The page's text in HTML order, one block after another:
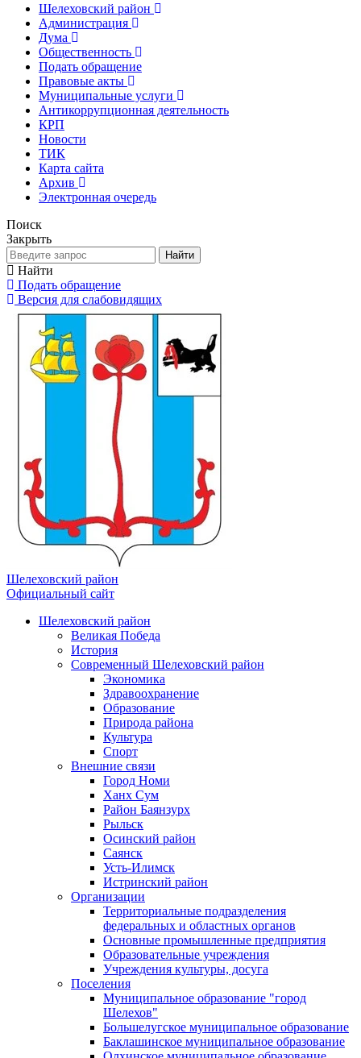
Шелеховский район
Администрация
Дума
Общественность
Подать обращение
Правовые акты
Муниципальные услуги
Антикоррупционная деятельность
КРП
Новости
ТИК
Карта сайта
Архив
Электронная очередь
Поиск
Закрыть
Найти
Найти
Подать обращение
Версия для слабовидящих
Шелеховский район
Официальный сайт
Шелеховский район
Великая Победа
История
Современный Шелеховский район
Экономика
Здравоохранение
Образование
Природа района
Культура
Спорт
Внешние связи
Город Номи
Ханх Сум
Район Баянзурх
Рыльск
Осинский район
Саянск
Усть-Илимск
Истринский район
Организации
Территориальные подразделения
федеральных и областных органов
Основные промышленные предприятия
Образовательные учреждения
Учреждения культуры, досуга
Поселения
Муниципальное образование "город
Шелехов"
Большелугское муниципальное образование
Баклашинское муниципальное образование